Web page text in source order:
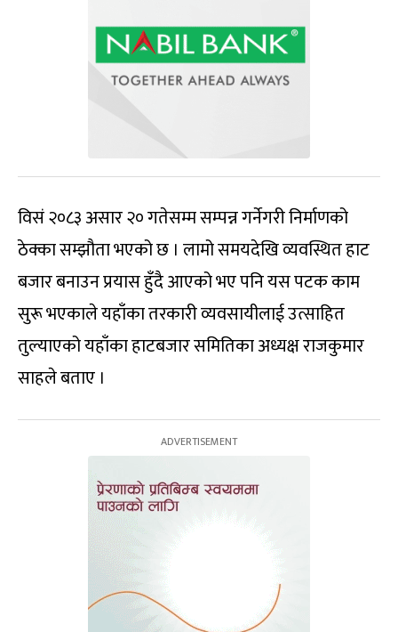
विसं २०८३ असार २० गतेसम्म सम्पन्न गर्नेगरी निर्माणको
ठेक्का सम्झौता भएको छ । लामो समयदेखि व्यवस्थित हाट
बजार बनाउन प्रयास हुँदै आएको भए पनि यस पटक काम
सुरू भएकाले यहाँका तरकारी व्यवसायीलाई उत्साहित
तुल्याएको यहाँका हाटबजार समितिका अध्यक्ष राजकुमार
साहले बताए ।